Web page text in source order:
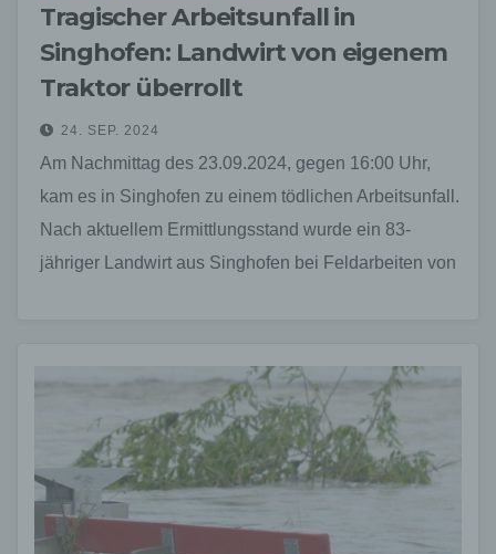
Tragischer Arbeitsunfall in
Singhofen: Landwirt von eigenem
Traktor überrollt
24. SEP. 2024
Am Nachmittag des 23.09.2024, gegen 16:00 Uhr,
kam es in Singhofen zu einem tödlichen Arbeitsunfall.
Nach aktuellem Ermittlungsstand wurde ein 83-
jähriger Landwirt aus Singhofen bei Feldarbeiten von